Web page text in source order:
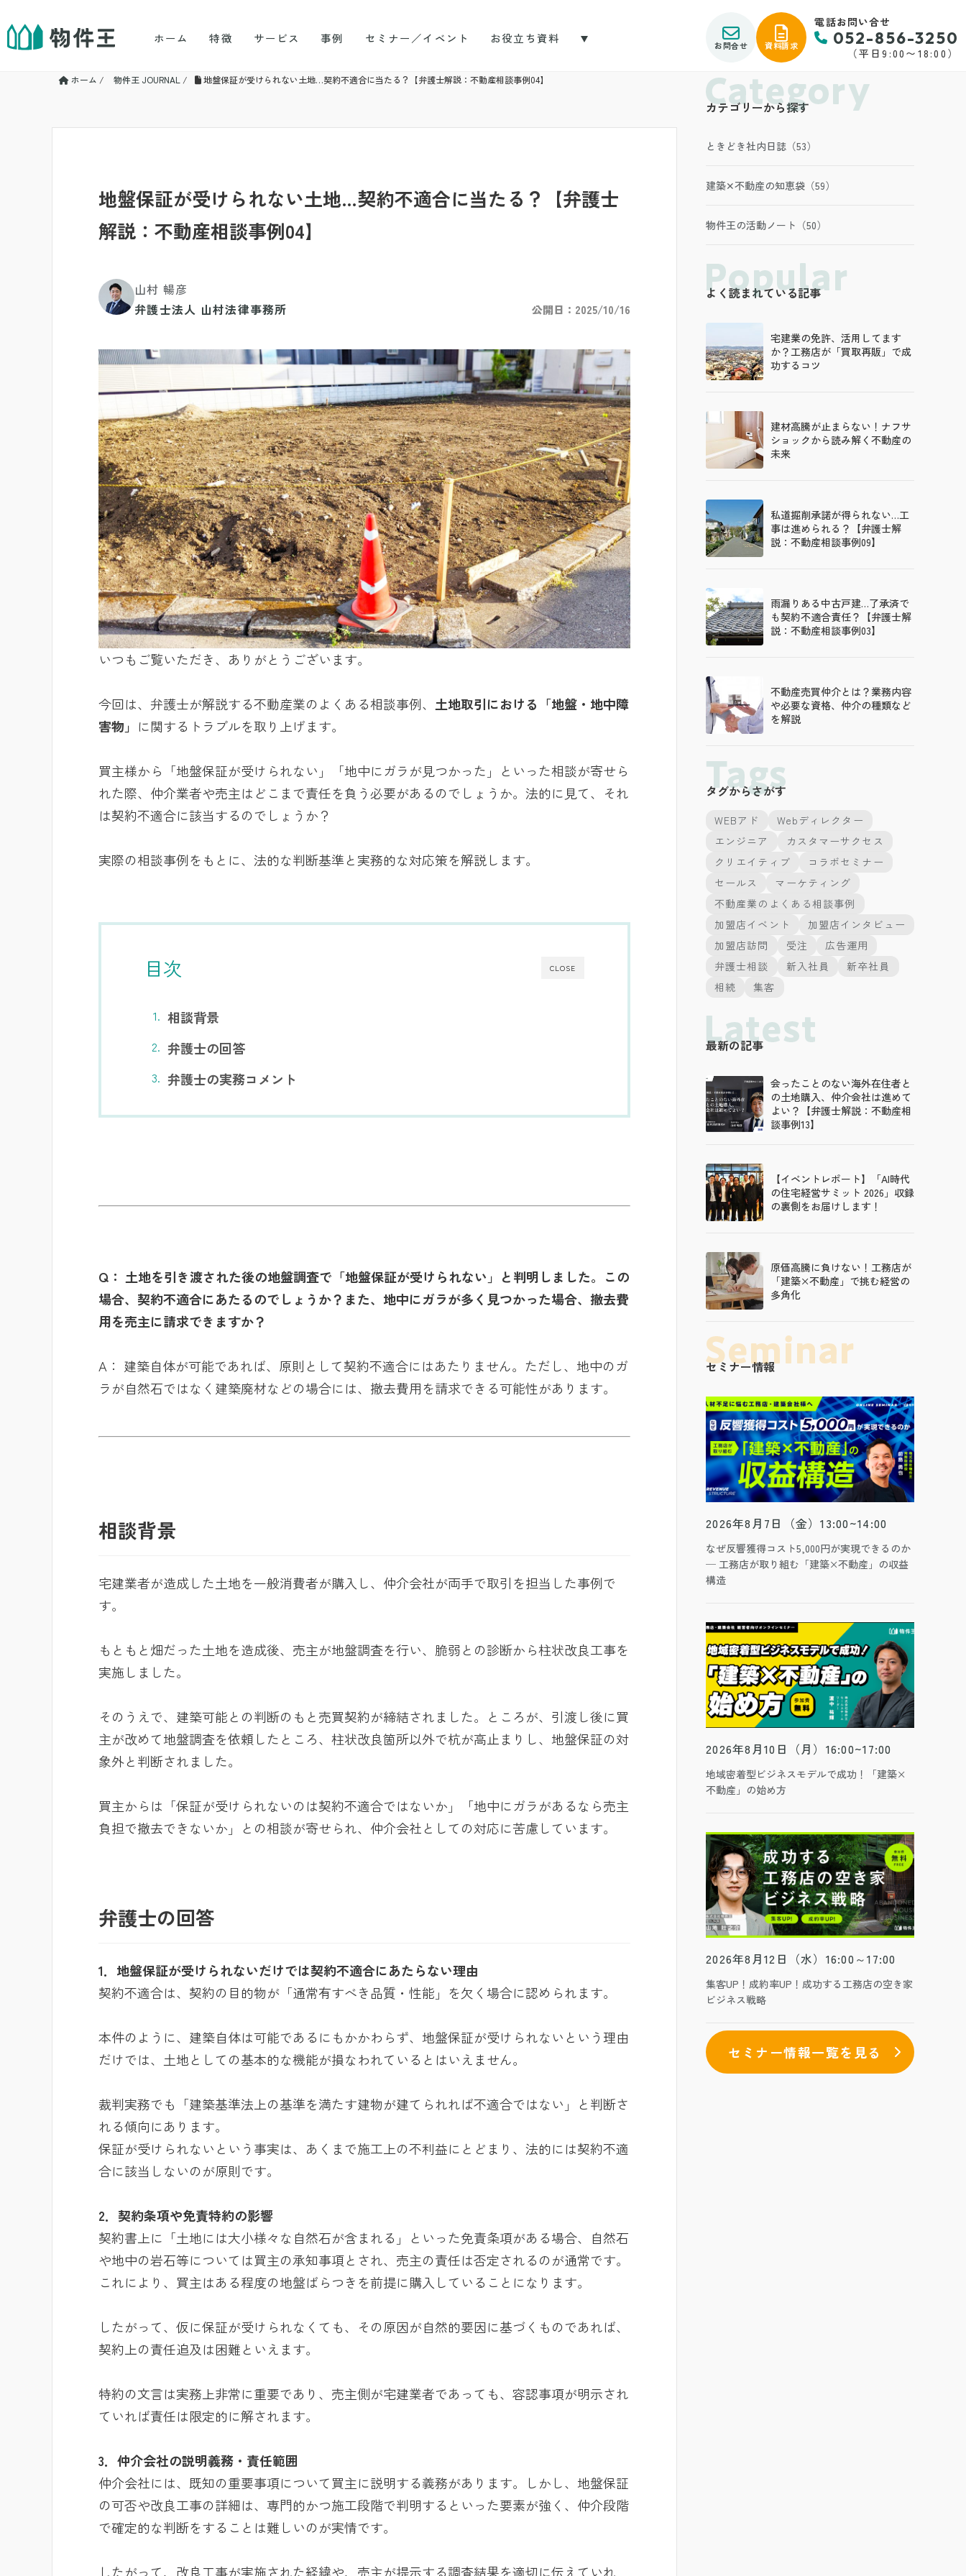
ホーム 特徴 サービス 事例 セミナー／イベント お役立ち資料
お問合せ 資料請求
電話お問い合せ
052-856-3250
（平日9:00〜18:00）
ホーム / 物件王 JOURNAL / 地盤保証が受けられない土地…契約不適合に当たる？【弁護士解説：不動産相談事例04】
地盤保証が受けられない土地…契約不適合に当たる？【弁護士
解説：不動産相談事例04】
山村 暢彦
弁護士法人 山村法律事務所
公開日：2025/10/16
いつもご覧いただき、ありがとうございます。
今回は、弁護士が解説する不動産業のよくある相談事例、 土地取引における「地盤・地中障
害物」 に関するトラブルを取り上げます。
買主様から「地盤保証が受けられない」「地中にガラが見つかった」といった相談が寄せら
れた際、仲介業者や売主はどこまで責任を負う必要があるのでしょうか。法的に見て、それ
は契約不適合に該当するのでしょうか？
実際の相談事例をもとに、法的な判断基準と実務的な対応策を解説します。
CLOSE
目次
相談背景
弁護士の回答
弁護士の実務コメント
Q： 土地を引き渡された後の地盤調査で「地盤保証が受けられない」と判明しました。この
場合、契約不適合にあたるのでしょうか？ また、地中にガラが多く見つかった場合、撤去費
用を売主に請求できますか？
A： 建築自体が可能であれば、原則として契約不適合にはあたりません。ただし、地中のガ
ラが自然石ではなく建築廃材などの場合には、撤去費用を請求できる可能性があります。
相談背景
宅建業者が造成した土地を一般消費者が購入し、仲介会社が両手で取引を担当した事例で
す。
もともと畑だった土地を造成後、売主が地盤調査を行い、脆弱との診断から柱状改良工事を
実施しました。
そのうえで、建築可能との判断のもと売買契約が締結されました。ところが、引渡し後に買
主が改めて地盤調査を依頼したところ、柱状改良箇所以外で杭が高止まりし、地盤保証の対
象外と判断されました。
買主からは「保証が受けられないのは契約不適合ではないか」「地中にガラがあるなら売主
負担で撤去できないか」との相談が寄せられ、仲介会社としての対応に苦慮しています。
弁護士の回答
1．地盤保証が受けられないだけでは契約不適合にあたらない理由
契約不適合は、契約の目的物が「通常有すべき品質・性能」を欠く場合に認められます。
本件のように、建築自体は可能であるにもかかわらず、地盤保証が受けられないという理由
だけでは、土地としての基本的な機能が損なわれているとはいえません。
裁判実務でも「建築基準法上の基準を満たす建物が建てられれば不適合ではない」と判断さ
れる傾向にあります。
保証が受けられないという事実は、あくまで施工上の不利益にとどまり、法的には契約不適
合に該当しないのが原則です。
2．契約条項や免責特約の影響
契約書上に「土地には大小様々な自然石が含まれる」といった免責条項がある場合、自然石
や地中の岩石等については買主の承知事項とされ、売主の責任は否定されるのが通常です。
これにより、買主はある程度の地盤ばらつきを前提に購入していることになります。
したがって、仮に保証が受けられなくても、その原因が自然的要因に基づくものであれば、
契約上の責任追及は困難といえます。
特約の文言は実務上非常に重要であり、売主側が宅建業者であっても、容認事項が明示され
ていれば責任は限定的に解されます。
3．仲介会社の説明義務・責任範囲
仲介会社には、既知の重要事項について買主に説明する義務があります。しかし、地盤保証
の可否や改良工事の詳細は、専門的かつ施工段階で判明するといった要素が強く、仲介段階
で確定的な判断をすることは難しいのが実情です。
したがって、改良工事が実施された経緯や、売主が提示する調査結果を適切に伝えていれ
カテゴリーから探す
ときどき社内日誌（53）
建築✕不動産の知恵袋（59）
物件王の活動ノート（50）
よく読まれている記事
宅建業の免許、活用してます
か？工務店が「買取再販」で成
功するコツ
建材高騰が止まらない！ナフサ
ショックから読み解く不動産の
未来
私道掘削承諾が得られない…工
事は進められる？【弁護士解
説：不動産相談事例09】
雨漏りある中古戸建…了承済で
も契約不適合責任？【弁護士解
説：不動産相談事例03】
不動産売買仲介とは？業務内容
や必要な資格、仲介の種類など
を解説
タグからさがす
WEBアド
Webディレクター
エンジニア
カスタマーサクセス
クリエイティブ
コラボセミナー
セールス
マーケティング
不動産業のよくある相談事例
加盟店イベント
加盟店インタビュー
加盟店訪問
受注
広告運用
弁護士相談
新入社員
新卒社員
相続
集客
最新の記事
会ったことのない海外在住者と
の土地購入、仲介会社は進めて
よい？【弁護士解説：不動産相
談事例13】
【イベントレポート】「AI時代
の住宅経営サミット 2026」収録
の裏側をお届けします！
原価高騰に負けない！工務店が
「建築×不動産」で挑む経営の
多角化
セミナー情報
2026年8月7日（金）13:00~14:00
なぜ反響獲得コスト5,000円が実現できるのか
─ 工務店が取り組む「建築×不動産」の収益
構造
2026年8月10日（月）16:00~17:00
地域密着型ビジネスモデルで成功！「建築×
不動産」の始め方
2026年8月12日（水）16:00～17:00
集客UP！成約率UP！成功する工務店の空き家
ビジネス戦略
セミナー情報一覧を見る